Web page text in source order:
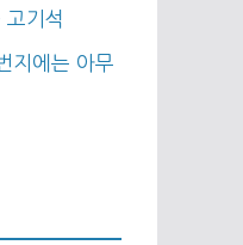
고기석
지에는 아무